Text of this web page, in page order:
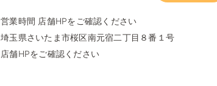
営業時間 店舗HPをご確認ください
埼玉県さいたま市桜区南元宿二丁目８番１号
店舗HPをご確認ください